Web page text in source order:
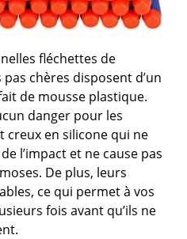
fléchettes de
pas chères disposent d’un
de mousse plastique.
danger pour les
creux en silicone qui ne
l’impact et ne cause pas
De plus, leurs
ce qui permet à vos
fois avant qu’ils ne